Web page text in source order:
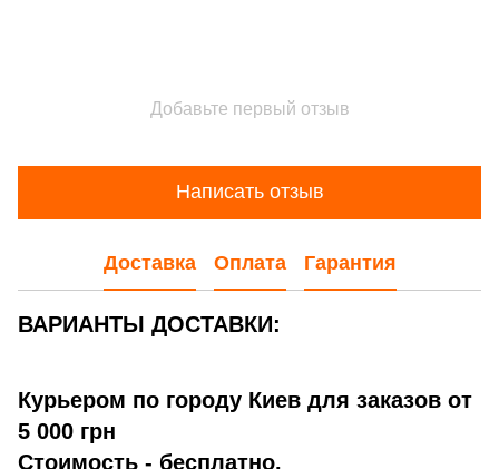
Добавьте первый отзыв
Написать отзыв
Доставка Оплата Гарантия
ВАРИАНТЫ ДОСТАВКИ:
Курьером по городу Киев для заказов от
5 000 грн
Стоимость - бесплатно.